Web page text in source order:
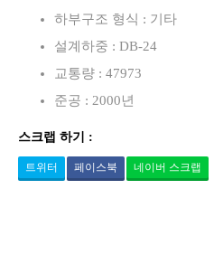
하부구조 형식 : 기타
설계하중 : DB-24
교통량 : 47973
준공 : 2000년
스크랩 하기 :
트위터 페이스북 네이버 스크랩